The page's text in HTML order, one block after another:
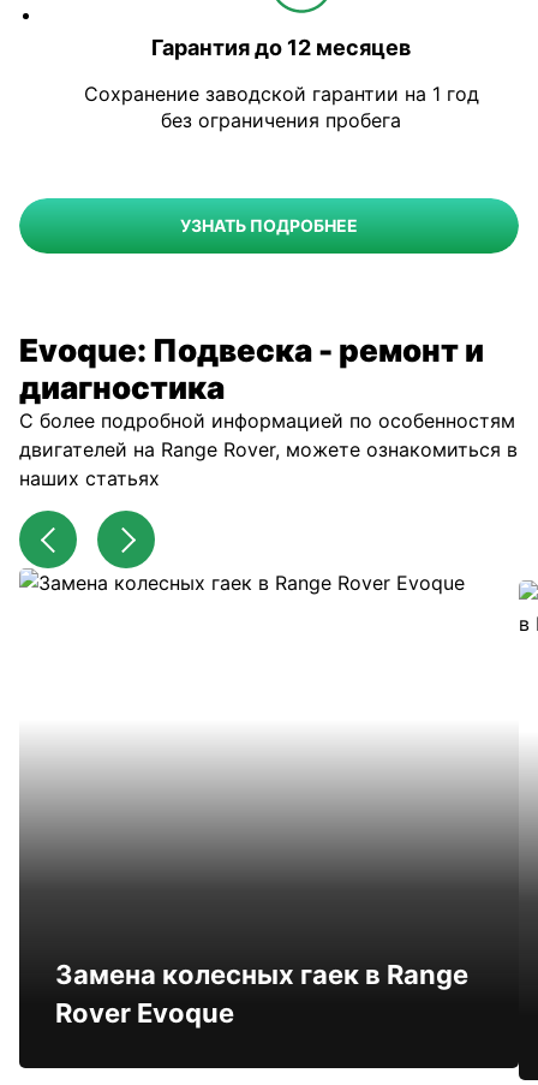
Гарантия до 12 месяцев
Сохранение заводской гарантии на 1 год
без ограничения пробега
УЗНАТЬ ПОДРОБНЕЕ
Evoque: Подвеска - ремонт и
диагностика
С более подробной информацией по особенностям
двигателей на Range Rover, можете ознакомиться в
наших статьях
Замена колесных гаек в Range
Rover Evoque